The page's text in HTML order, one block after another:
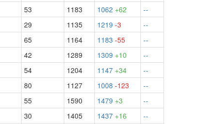
53 1183 1062 +62
--
29 1135 1219 -3
--
65 1164 1183 -55
--
42 1289 1309 +10
--
54 1204 1147 +34
--
80 1127 1008 -123
--
55 1590 1479 +3
--
30 1405 1437 +16
--